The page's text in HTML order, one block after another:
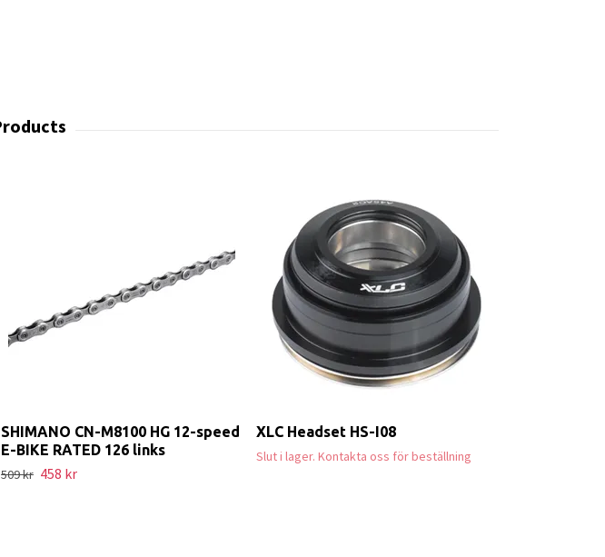
SHIMANO CN-M8100 HG 12-speed
E-BIKE RATED 126 links
509 kr 458 kr
XLC Headset HS-I08
Slut i lager. Kontakta oss för beställning